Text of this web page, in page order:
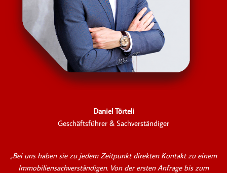
Daniel Törteli
Geschäftsführer & Sachverständiger
„Bei uns haben sie zu jedem Zeitpunkt direkten Kontakt zu einem
Immobiliensachverständigen. Von der ersten Anfrage bis zum